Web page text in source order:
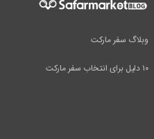
وبلاگ سفر مارکت
۱۰ دلیل برای انتخاب سفر مارکت